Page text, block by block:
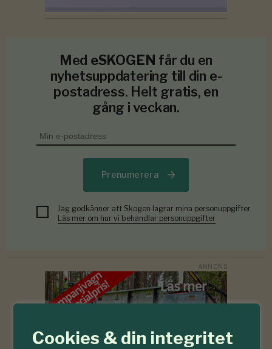
Cookies & din integritet
Med eSKOGEN får du en
nyhetsuppdatering till din e-
postadress. Helt gratis, en
gång i veckan.
Prenumerera
Jag godkänner att Skogen lagrar mina personuppgifter.
Läs mer om hur vi behandlar personuppgifter